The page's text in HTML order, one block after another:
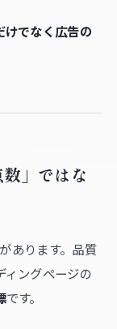
けでなく広告の
」ではな
あります。品質
ィングページの
です。